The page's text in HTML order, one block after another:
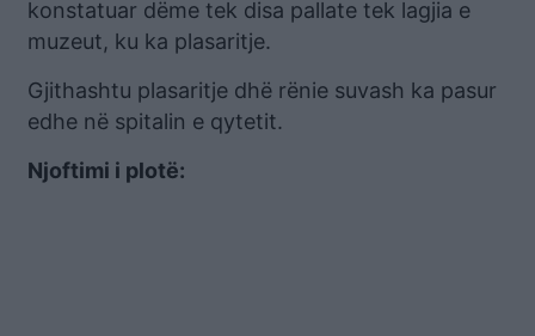
konstatuar dëme tek disa pallate tek lagjia e
muzeut, ku ka plasaritje.
Gjithashtu plasaritje dhë rënie suvash ka pasur
edhe në spitalin e qytetit.
Njoftimi i plotë: